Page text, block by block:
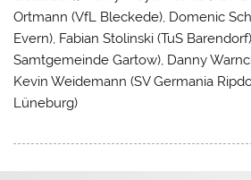
Ortmann (VfL Bleckede), Domenic
Evern), Fabian Stolinski (TuS
Samtgemeinde Gartow), Danny
Kevin Weidemann (SV Germania
Lüneburg)